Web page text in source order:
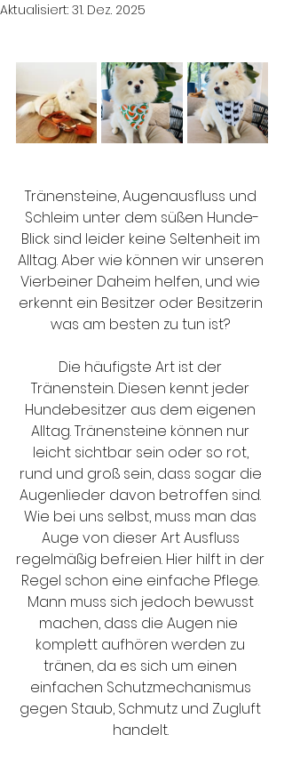
Aktualisiert: 31. Dez. 2025
Tränensteine, Augenausfluss und
Schleim unter dem süßen Hunde-
Blick sind leider keine Seltenheit im
Alltag. Aber wie können wir unseren
Vierbeiner Daheim helfen, und wie
erkennt ein Besitzer oder Besitzerin
was am besten zu tun ist?
Die häufigste Art ist der
Tränenstein. Diesen kennt jeder
Hundebesitzer aus dem eigenen
Alltag. Tränensteine können nur
leicht sichtbar sein oder so rot,
rund und groß sein, dass sogar die
Augenlieder davon betroffen sind.
Wie bei uns selbst, muss man das
Auge von dieser Art Ausfluss
regelmäßig befreien. Hier hilft in der
Regel schon eine einfache Pflege.
Mann muss sich jedoch bewusst
machen, dass die Augen nie
komplett aufhören werden zu
tränen, da es sich um einen
einfachen Schutzmechanismus
gegen Staub, Schmutz und Zugluft
handelt.